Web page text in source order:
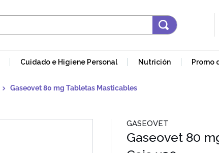
Cuidado e Higiene Personal Nutrición Promo
Gaseovet 80 mg Tabletas Masticables
GASEOVET
Gaseovet 80